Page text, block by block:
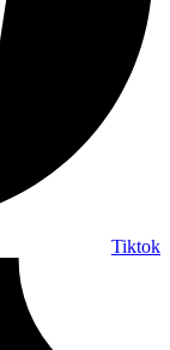
Tiktok